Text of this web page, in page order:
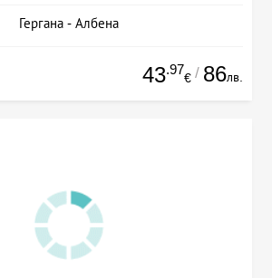
Гергана - Албена
43.97
€ / 86лв.